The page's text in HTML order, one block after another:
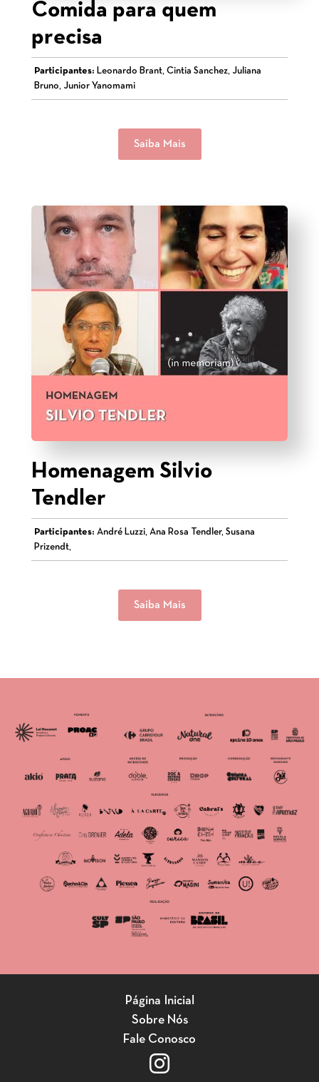
Comida para quem
precisa
Participantes: Leonardo Brant, Cintia Sanchez, Juliana
Bruno, Junior Yanomami
Saiba Mais
Homenagem Silvio
Tendler
Participantes: André Luzzi, Ana Rosa Tendler, Susana
Prizendt,
Saiba Mais
Página Inicial
Sobre Nós
Fale Conosco